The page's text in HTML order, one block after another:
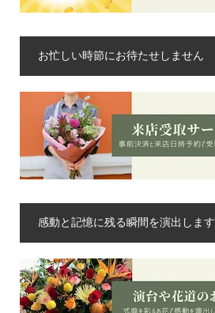
お忙しい時節にお待たせしません
感動と記憶に残る瞬間を演出します